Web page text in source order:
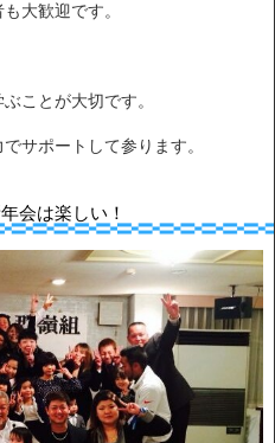
大歓迎です。
ことが大切です。
サポートして参ります。
会は楽しい！